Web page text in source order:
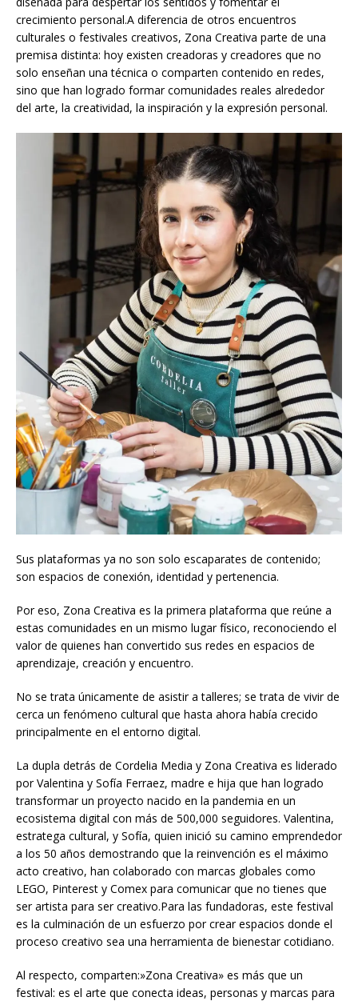
crecimiento personal.A diferencia de otros encuentros
culturales o festivales creativos, Zona Creativa parte de una
premisa distinta: hoy existen creadoras y creadores que no
solo enseñan una técnica o comparten contenido en redes,
sino que han logrado formar comunidades reales alrededor
del arte, la creatividad, la inspiración y la expresión personal.
Sus plataformas ya no son solo escaparates de contenido;
son espacios de conexión, identidad y pertenencia.
Por eso, Zona Creativa es la primera plataforma que reúne a
estas comunidades en un mismo lugar físico, reconociendo el
valor de quienes han convertido sus redes en espacios de
aprendizaje, creación y encuentro.
No se trata únicamente de asistir a talleres; se trata de vivir de
cerca un fenómeno cultural que hasta ahora había crecido
principalmente en el entorno digital.
La dupla detrás de Cordelia Media y Zona Creativa es liderado
por Valentina y Sofía Ferraez, madre e hija que han logrado
transformar un proyecto nacido en la pandemia en un
ecosistema digital con más de 500,000 seguidores. Valentina,
estratega cultural, y Sofía, quien inició su camino emprendedor
a los 50 años demostrando que la reinvención es el máximo
acto creativo, han colaborado con marcas globales como
LEGO, Pinterest y Comex para comunicar que no tienes que
ser artista para ser creativo.Para las fundadoras, este festival
es la culminación de un esfuerzo por crear espacios donde el
proceso creativo sea una herramienta de bienestar cotidiano.
Al respecto, comparten:»Zona Creativa» es más que un
festival: es el arte que conecta ideas, personas y marcas para